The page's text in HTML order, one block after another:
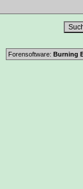
Forensoftware: Burning